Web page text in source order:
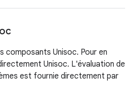
composants Unisoc. Pour en
Unisoc. L'évaluation de
est fournie directement par